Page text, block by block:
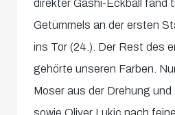
direkter Gashi-Eckball fand
Getümmels an der ersten
ins Tor (24.). Der Rest des
gehörte unseren Farben.
Moser aus der Drehung
sowie Oliver Lukic nach